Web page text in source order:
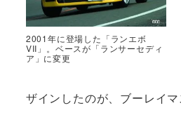
2001年に登場した「ランエボ
VII」。ベースが「ランサーセディ
ア」に変更
ザインしたのが、ブーレイマ